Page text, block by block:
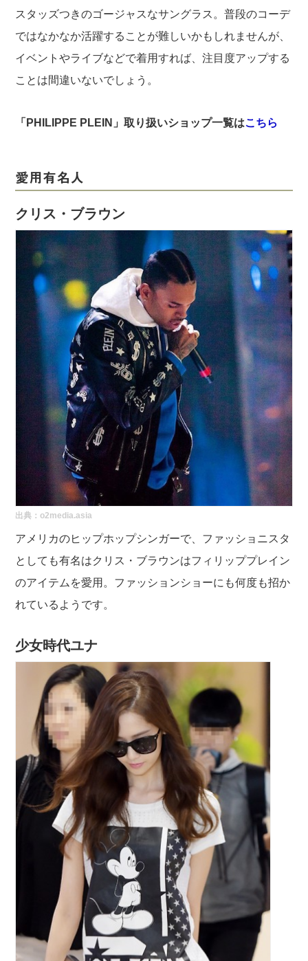
スタッズつきのゴージャスなサングラス。普段のコーデ
ではなかなか活躍することが難しいかもしれませんが、
イベントやライブなどで着用すれば、注目度アップする
ことは間違いないでしょう。
「PHILIPPE PLEIN」取り扱いショップ一覧はこちら
愛用有名人
クリス・ブラウン
出典：o2media.asia
アメリカのヒップホップシンガーで、ファッショニスタ
としても有名はクリス・ブラウンはフィリッププレイン
のアイテムを愛用。ファッションショーにも何度も招か
れているようです。
少女時代ユナ